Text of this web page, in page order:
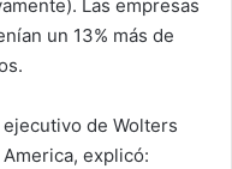
Las empresas
un 13% más de
de Wolters
explicó: